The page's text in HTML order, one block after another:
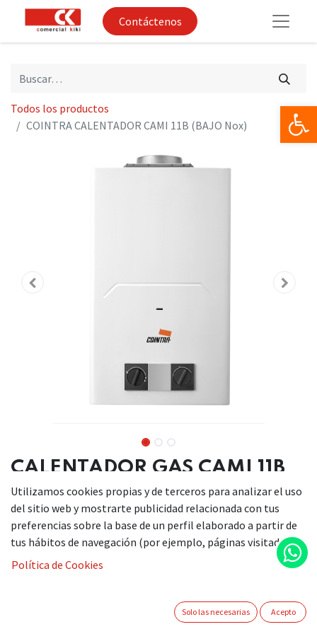
Contáctenos
Todos los productos
COINTRA CALENTADOR CAMI 11B (BAJO Nox)
CALENTADOR GAS CAMI 11B
(11 LITROS)
DESCRIPCIÓN
Altura (mm): 575 mm
Utilizamos cookies propias y de terceros para analizar el uso
del sitio web y mostrarte publicidad relacionada con tus
preferencias sobre la base de un perfil elaborado a partir de
tus hábitos de navegación (por ejemplo, páginas visitadas).
Política de Cookies
Solo las necesarias Acepto